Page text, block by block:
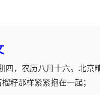
，农历八月十六。北京
籽那样紧紧抱在一起；